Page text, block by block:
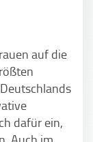
auf die
dafür ein,